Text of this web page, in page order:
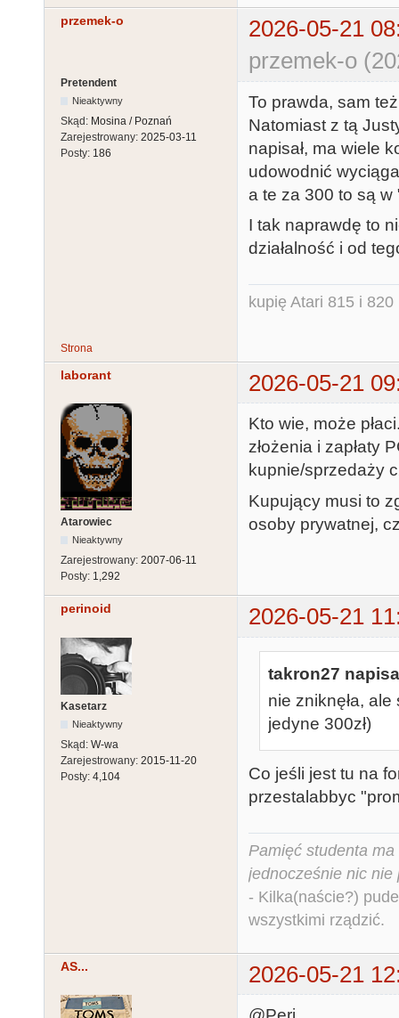
przemek-o
2026-05-21
przemek-o
Pretendent
Nieaktywny
Skąd: Mosina / Poznań
Zarejestrowany: 2025-03-11
Posty: 186
To prawda, sam
Natomiast z tą
napisał, ma wiele
udowodnić
a te za 300 to są w
I tak naprawdę to
działalność i od
kupię Atari 815 i 820
Strona
laborant 2026-05-21
Atarowiec
Nieaktywny
Zarejestrowany: 2007-06-11
Posty: 1,292
Kto wie, może
złożenia i zapłaty
kupnie/sprzedaży
Kupujący musi to
osoby prywatnej,
perinoid 2026-05-21
Kasetarz
Nieaktywny
Skąd: W-wa
Zarejestrowany: 2015-11-20
Posty: 4,104
takron27
nie zniknęła,
jedyne 300zł)
Co jeśli jest tu na
przestalabbyc
Pamięć studenta
jednocześnie nic nie
- Kilka(naście?)
wszystkimi rządzić.
AS... 2026-05-21